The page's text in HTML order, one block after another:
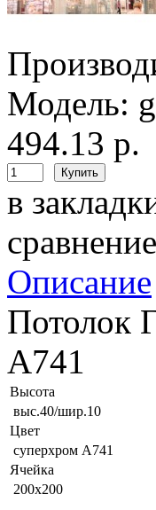
Модель:
494.13 р.
в
сравнение
Описание
Потолок
А741
Высота
выс.40/шир.10
Цвет
суперхром А741
Ячейка
200х200